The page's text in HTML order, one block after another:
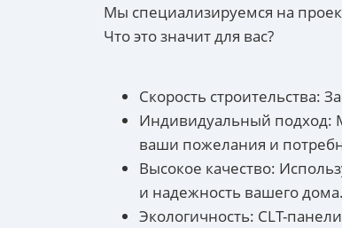
Мы специализируемся на
Что это значит для вас?
Скорость строительства:
Индивидуальный подход:
ваши пожелания и
Высокое качество:
и надежность вашего дома.
Экологичность: CLT-